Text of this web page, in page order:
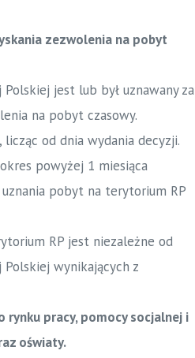
zezwolenia na pobyt
jest lub był uznawany za
na pobyt czasowy.
od dnia wydania decyzji.
powyżej 1 miesiąca
pobyt na terytorium RP
RP jest niezależne od
wynikających z
pracy, pomocy socjalnej i
oświaty.